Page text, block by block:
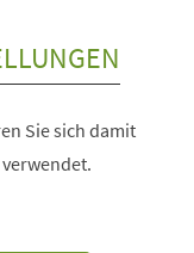
Sie sich damit